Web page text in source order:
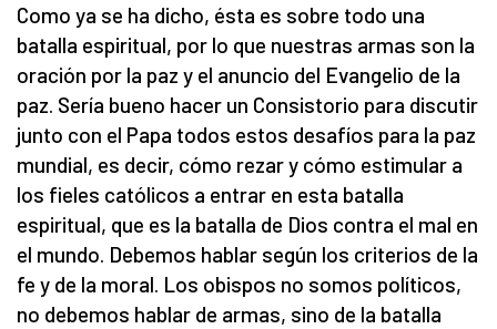
Como ya se ha dicho, ésta es sobre todo una
batalla espiritual, por lo que nuestras armas son la
oración por la paz y el anuncio del Evangelio de la
paz. Sería bueno hacer un Consistorio para discutir
junto con el Papa todos estos desafíos para la paz
mundial, es decir, cómo rezar y cómo estimular a
los fieles católicos a entrar en esta batalla
espiritual, que es la batalla de Dios contra el mal en
el mundo. Debemos hablar según los criterios de la
fe y de la moral. Los obispos no somos políticos,
no debemos hablar de armas, sino de la batalla